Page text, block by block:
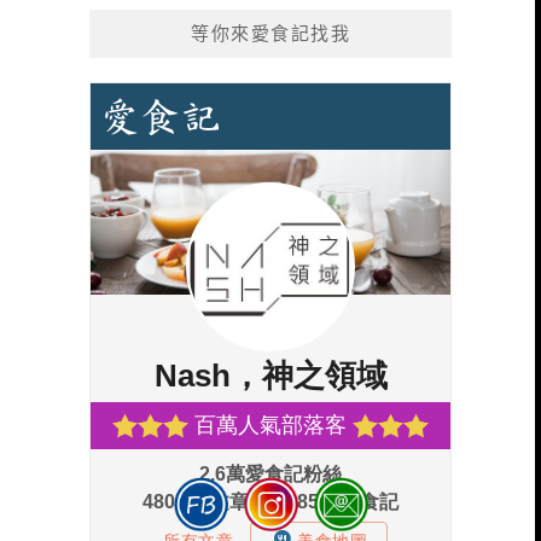
等你來愛食記找我